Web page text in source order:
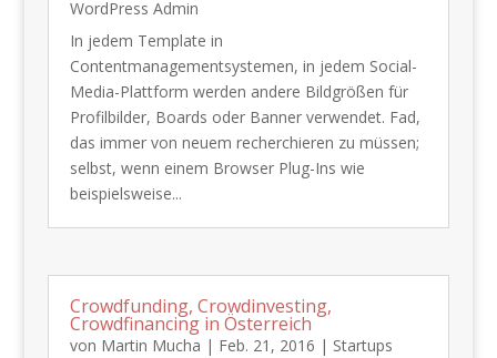
WordPress Admin
In jedem Template in
Contentmanagementsystemen, in jedem Social-
Media-Plattform werden andere Bildgrößen für
Profilbilder, Boards oder Banner verwendet. Fad,
das immer von neuem recherchieren zu müssen;
selbst, wenn einem Browser Plug-Ins wie
beispielsweise...
Crowdfunding, Crowdinvesting,
Crowdfinancing in Österreich
von Martin Mucha | Feb. 21, 2016 | Startups